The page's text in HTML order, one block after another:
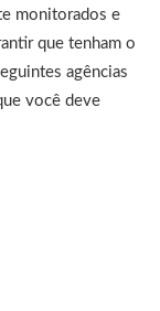
monitorados e
que tenham o
agências
você deve